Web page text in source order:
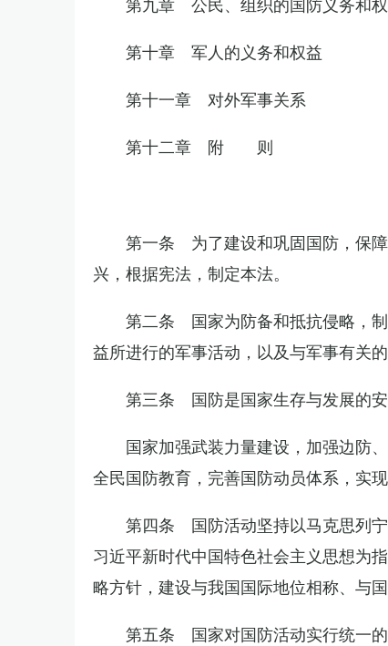
第十章 军人的义务和权益
第十一章 对外军事关系
第十二章 附 则
第一条 为了建设和巩固国防，保
兴，根据宪法，制定本法。
第二条 国家为防备和抵抗侵略，
益所进行的军事活动，以及与军事有关
第三条 国防是国家生存与发展的安
国家加强武装力量建设，加强边防
全民国防教育，完善国防动员体系，实现
第四条 国防活动坚持以马克思列宁
习近平新时代中国特色社会主义思想为
略方针，建设与我国国际地位相称、与
第五条 国家对国防活动实行统一的